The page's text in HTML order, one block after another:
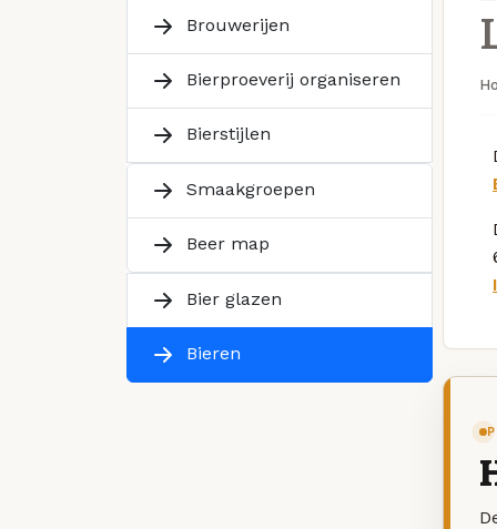
Brouwerijen
Bierproeverij organiseren
Bierstijlen
Smaakgroepen
Beer map
Bier glazen
Bieren